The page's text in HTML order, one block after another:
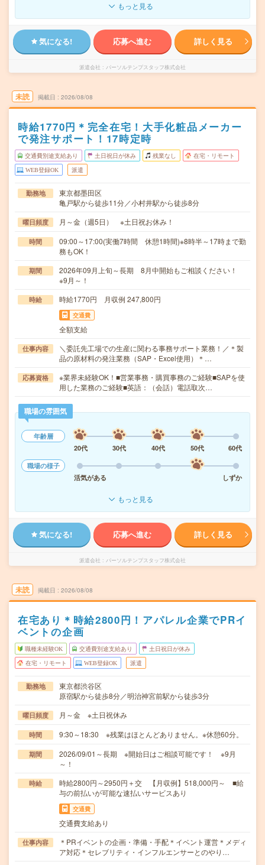
もっと見る
気になる! 応募へ進む 詳しく見る
派遣会社 パーソルテンプスタッフ株式会社
未読 掲載日 2026/08/08
時給1770円＊完全在宅！大手化粧品メーカー
で発注サポート！17時定時
交通費別途支給あり 土日祝日が休み 残業なし 在宅・リモート
WEB登録OK 派遣
勤務地
東京都墨田区
亀戸駅から徒歩11分／小村井駅から徒歩8分
曜日頻度 月～金（週5日） ※土日祝お休み！
時間
09:00～17:00(実働7時間 休憩1時間)※8時半～17時まで勤
務もOK！
期間
2026年09月上旬～長期 8月中開始もご相談ください！
※9月～！
時給 時給1770円 月収例 247,800円
交通費
全額支給
仕事内容
＼委託先工場での生産に関わる事務サポート業務！／＊製
品の原材料の発注業務（SAP・Excel使用）＊…
応募資格
※業界未経験OK！■営業事務・購買事務のご経験■SAPを使
用した業務のご経験■英語：（会話）電話取次…
職場の雰囲気
年齢層
20代
30代 40代 50代
60代
職場の様子
活気がある
しずか
もっと見る
気になる! 応募へ進む 詳しく見る
派遣会社 パーソルテンプスタッフ株式会社
未読 掲載日 2026/08/08
在宅あり＊時給2800円！アパレル企業でPRイ
ベントの企画
職種未経験OK 交通費別途支給あり 土日祝日が休み
在宅・リモート WEB登録OK 派遣
勤務地
東京都渋谷区
原宿駅から徒歩8分／明治神宮前駅から徒歩3分
曜日頻度 月～金 ※土日祝休み
時間 9:30～18:30 ※残業はほとんどありません。※休憩60分。
期間
2026/09/01～長期 ※開始日はご相談可能です！ ※9月
～！
時給
時給2800円～2950円＋交 【月収例】518,000円～ ■給
与の前払いが可能な速払いサービスあり
交通費
交通費支給あり
仕事内容
＊PRイベントの企画・準備・手配＊イベント運営＊メディ
ア対応＊セレブリティ・インフルエンサーとのやり…